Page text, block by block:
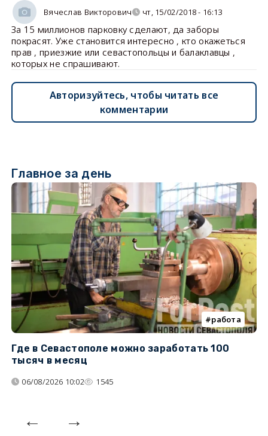
Вячеслав Викторович чт, 15/02/2018 - 16:13
За 15 миллионов парковку сделают, да заборы
покрасят. Уже становится интересно , кто окажеться
прав , приезжие или севастопольцы и балаклавцы ,
которых не спрашивают.
Авторизуйтесь, чтобы читать все
комментарии
Главное за день
работа
Где в Севастополе можно заработать 100
тысяч в месяц
06/08/2026 10:02 1545